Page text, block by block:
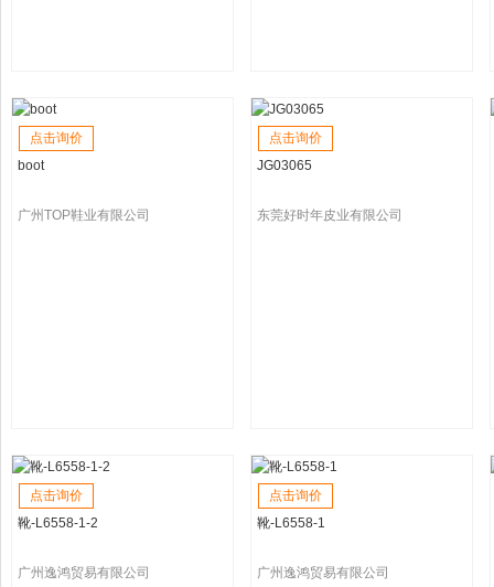
点击询价
boot
广州TOP鞋业有限公司
点击询价
JG03065
东莞好时年皮业有限公司
点击询价
靴-L6558-1-2
广州逸鸿贸易有限公司
点击询价
靴-L6558-1
广州逸鸿贸易有限公司